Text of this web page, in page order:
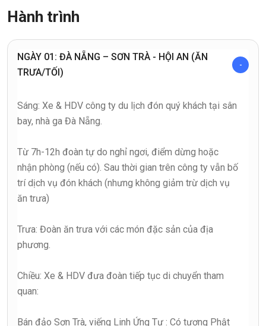
Hành trình
NGÀY 01: ĐÀ NẴNG – SƠN TRÀ - HỘI AN (ĂN
TRƯA/TỐI)
Sáng: Xe & HDV công ty du lịch đón quý khách tại sân
bay, nhà ga Đà Nẵng.
Từ 7h-12h đoàn tự do nghỉ ngơi, điểm dừng hoặc
nhận phòng (nếu có). Sau thời gian trên công ty vẫn bố
trí dịch vụ đón khách (nhưng không giảm trừ dịch vụ
ăn trưa)
Trưa: Đoàn ăn trưa với các món đặc sản của địa
phương.
Chiều: Xe & HDV đưa đoàn tiếp tục di chuyển tham
quan:
Bán đảo Sơn Trà, viếng Linh Ứng Tự : Có tượng Phật